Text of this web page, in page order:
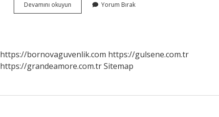
Devamını okuyun
Neye
Yorum Bırak
https://bornovaguvenlik.com https://gulsene.com.tr
https://grandeamore.com.trSitemap